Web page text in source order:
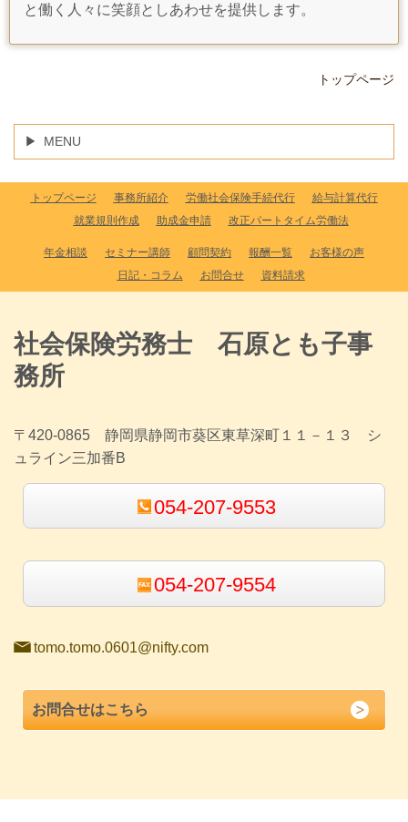
と働く人々に笑顔としあわせを提供します。
トップページ
MENU
トップページ 事務所紹介 労働社会保険手続代行
給与計算代行
就業規則作成
助成金申請 改正パートタイム労働法
年金相談 セミナー講師 顧問契約 報酬一覧
お客様の声
日記・コラム
お問合せ 資料請求
社会保険労務士 石原とも子事
務所
〒420-0865 静岡県静岡市葵区東草深町１１－１３ シ
ュライン三加番B
054-207-9553
054-207-9554
tomo.tomo.0601@nifty.com
お問合せはこちら